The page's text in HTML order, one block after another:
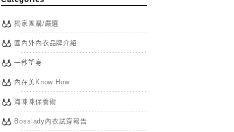
獨家團購/嚴選
國內外內衣品牌介紹
一秒塑身
內在美Know How
海咪咪保養術
Bosslady內衣試穿報告